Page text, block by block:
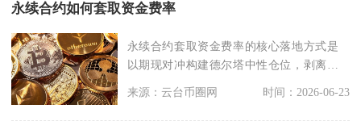
永续合约如何套取资金费率
永续合约套取资金费率的核心落地方式是
以期现对冲构建德尔塔中性仓位，剥离币
来源：云台币圈网 时间：2026-06-23